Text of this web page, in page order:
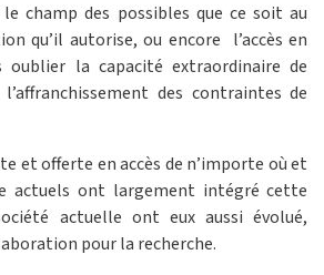
champ des possibles que ce soit au
qu’il autorise, ou encore l’accès en
la capacité extraordinaire de
des contraintes de
et offerte en accès de n’importe où et
actuels ont largement intégré cette
actuelle ont eux aussi évolué,
pour la recherche.